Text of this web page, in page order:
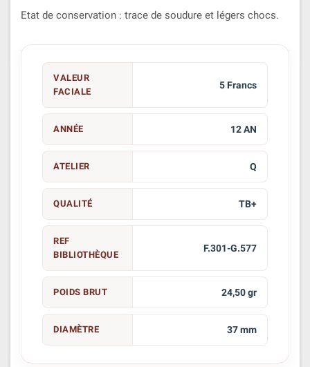
Etat de conservation : trace de soudure et légers chocs.
VALEUR
FACIALE
5 Francs
ANNÉE 12 AN
ATELIER Q
QUALITÉ TB+
REF
BIBLIOTHÈQUE
F.301-G.577
POIDS BRUT 24,50 gr
DIAMÈTRE 37 mm